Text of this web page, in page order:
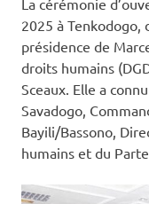
La cérémonie
2025 à Tenkodogo,
présidence de
droits humains
Sceaux. Elle a
Savadogo,
Bayili/Bassono,
humains et du